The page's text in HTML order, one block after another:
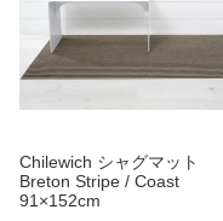
Chilewich シャグマット
Breton Stripe / Coast
91×152cm